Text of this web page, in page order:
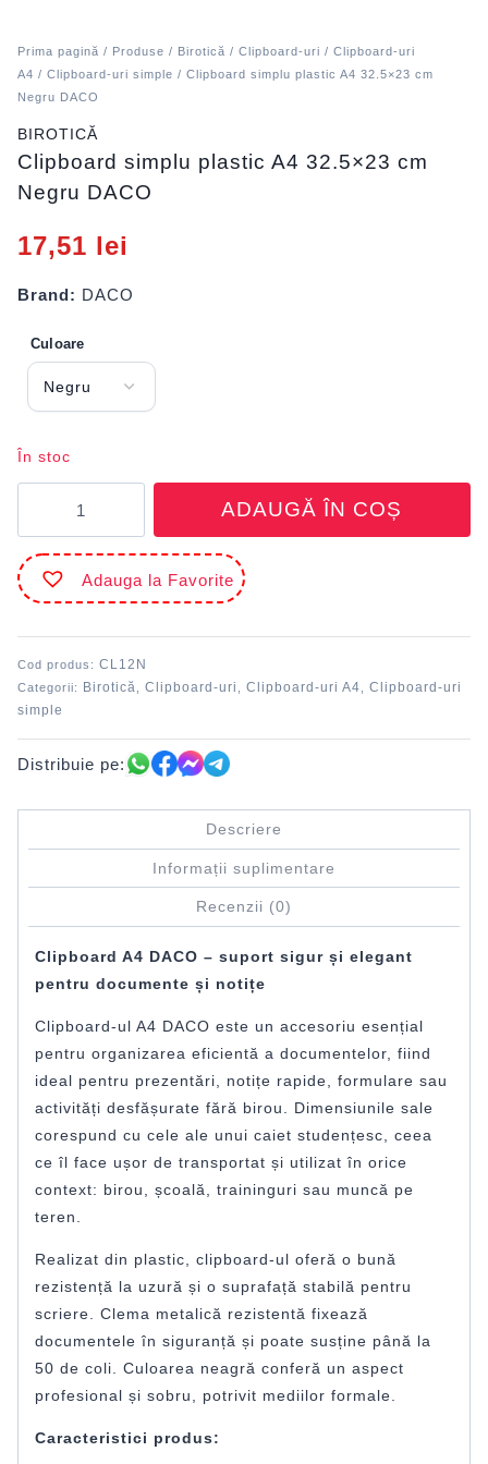
Prima pagină / Produse / Birotică / Clipboard-uri / Clipboard-uri
A4 / Clipboard-uri simple / Clipboard simplu plastic A4 32.5×23 cm
Negru DACO
BIROTICĂ
Clipboard simplu plastic A4 32.5×23 cm
Negru DACO
17,51 lei
Brand: DACO
Culoare
În stoc
Clipboard
simplu
plastic
A4
32.5x23
DACO
ADAUGĂ ÎN COȘ
Adauga la Favorite
Cod produs: CL12N
Categorii: Birotică, Clipboard-uri , Clipboard-uri A4, Clipboard-uri
simple
Distribuie pe:
Descriere
Informații suplimentare
Recenzii (0)
Clipboard A4 DACO – suport sigur și elegant
pentru documente și notițe
Clipboard-ul A4 DACO este un accesoriu esențial
pentru organizarea eficientă a documentelor, fiind
ideal pentru prezentări, notițe rapide, formulare sau
activități desfășurate fără birou. Dimensiunile sale
corespund cu cele ale unui caiet studențesc, ceea
ce îl face ușor de transportat și utilizat în orice
context: birou, școală, traininguri sau muncă pe
teren.
Realizat din plastic, clipboard-ul oferă o bună
rezistență la uzură și o suprafață stabilă pentru
scriere. Clema metalică rezistentă fixează
documentele în siguranță și poate susține până la
50 de coli. Culoarea neagră conferă un aspect
profesional și sobru, potrivit mediilor formale.
Caracteristici produs: